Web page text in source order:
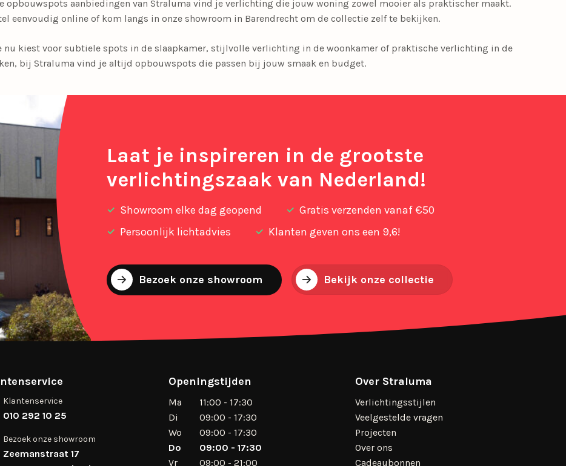
opbouwspots aanbiedingen van Straluma vind je verlichting die jouw woning zowel mooier als praktischer maakt.
eenvoudig online of kom langs in onze showroom in Barendrecht om de collectie zelf te bekijken.
nu kiest voor subtiele spots in de slaapkamer, stijlvolle verlichting in de woonkamer of praktische verlichting in de
bij Straluma vind je altijd opbouwspots die passen bij jouw smaak en budget.
Laat je inspireren in de grootste
verlichtingszaak van Nederland!
Showroom elke dag geopend
Gratis verzenden vanaf €50
Persoonlijk lichtadvies
Klanten geven ons een 9,6!
Bezoek onze showroom Bekijk onze collectie
Klantenservice
010 292 10 25
Bezoek onze showroom
Zeemanstraat 17
Openingstijden
Ma
11:00 - 17:30
Di
09:00 - 17:30
Wo
09:00 - 17:30
Do
09:00 - 17:30
Vr
09:00 - 21:00
Over Straluma
Verlichtingsstijlen
Veelgestelde vragen
Projecten
Over ons
Cadeaubonnen